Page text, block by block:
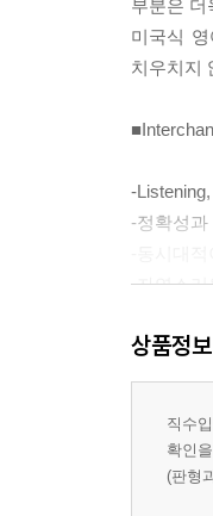
부분은 더
미국식
치우치지
-
-정확성과
-자연스러
-임무 중
-재미있고
-수시로
-새롭게
상품정
직수
확인
(판형